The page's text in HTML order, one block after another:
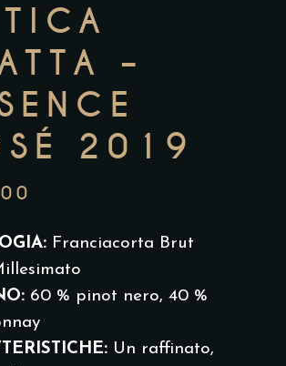
–
2019
Franciacorta Brut
60 % pinot nero, 40 %
Un raffinato,